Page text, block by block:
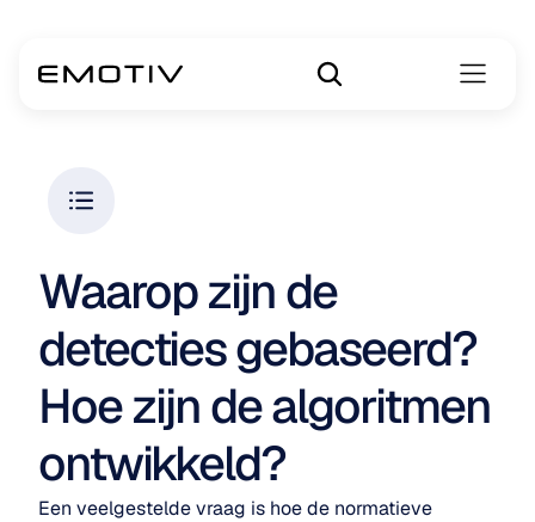
Waarop zijn de
detecties gebaseerd?
Hoe zijn de algoritmen
ontwikkeld?
Een veelgestelde vraag is hoe de normatieve